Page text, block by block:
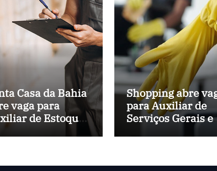
Casa da Bahia
vaga para
de Estoque
Shopping abre
para Auxiliar de
Serviços Gerais